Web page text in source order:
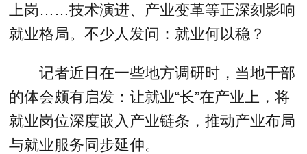
上岗……技术演进、产业变革等正深刻影响
就业格局。不少人发问：就业何以稳？
记者近日在一些地方调研时，当地干部
的体会颇有启发：让就业“长”在产业上，将
就业岗位深度嵌入产业链条，推动产业布局
与就业服务同步延伸。